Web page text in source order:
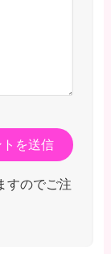
すのでご注